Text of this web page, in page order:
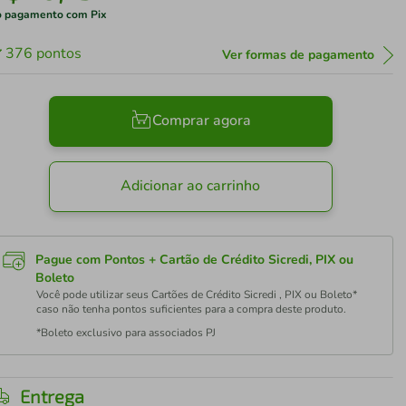
pagamento com Pix
376 pontos Ver formas de pagamento
Comprar agora
Adicionar ao carrinho
Pague com Pontos + Cartão de Crédito Sicredi, PIX ou
Boleto
Você pode utilizar seus Cartões de Crédito Sicredi , PIX ou Boleto*
caso não tenha pontos suficientes para a compra deste produto.
*Boleto exclusivo para associados PJ
Entrega